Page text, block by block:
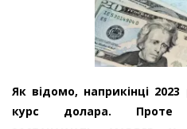
Як відомо, наприкінці
курс долара. Проте